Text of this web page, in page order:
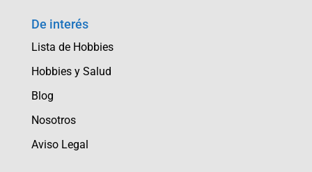
De interés
Lista de Hobbies
Hobbies y Salud
Blog
Nosotros
Aviso Legal